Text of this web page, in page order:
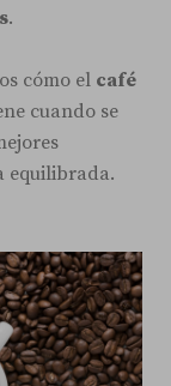
.
cómo el café
cuando se
equilibrada.